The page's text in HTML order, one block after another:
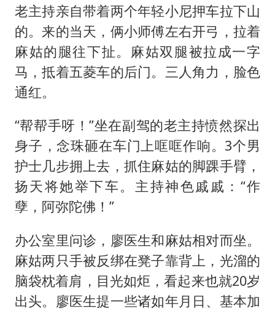
老主持亲自带着两个年轻小尼押车拉下山
的。来的当天，俩小师傅左右开弓，拉着
麻姑的腿往下扯。麻姑双腿被拉成一字
马，抵着五菱车的后门。三人角力，脸色
通红。
“帮帮手呀！”坐在副驾的老主持愤然探出
身子，念珠砸在车门上哐哐作响。3个男
护士几步拥上去，抓住麻姑的脚踝手臂，
扬天将她举下车。主持神色戚戚：“作
孽，阿弥陀佛！”
办公室里问诊，廖医生和麻姑相对而坐。
麻姑两只手被反绑在凳子靠背上，光溜的
脑袋枕着肩，目光如炬，看起来也就20岁
出头。廖医生提一些诸如年月日、基本加